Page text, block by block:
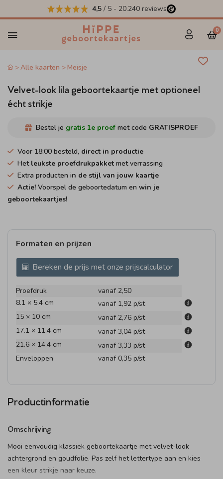
4,5 / 5 - 20.240 reviews
0
Alle kaarten Meisje
Velvet-look lila geboortekaartje met optioneel
écht strikje
Bestel je gratis 1e proef met code GRATISPROEF
Voor 18:00 besteld, direct in productie
Het leukste proefdrukpakket met verrassing
Extra producten in de stijl van jouw kaartje
Actie! Voorspel de geboortedatum en win je
geboortekaartjes!
Formaten en prijzen
Bereken de prijs met onze prijscalculator
Proefdruk
vanaf 2,50
8.1 × 5.4 cm
vanaf 1,92 p/st
15 × 10 cm
vanaf 2,76 p/st
17.1 × 11.4 cm
vanaf 3,04 p/st
21.6 × 14.4 cm
vanaf 3,33 p/st
Enveloppen
vanaf 0,35 p/st
Productinformatie
Omschrijving
Mooi eenvoudig klassiek geboortekaartje met velvet-look
achtergrond en goudfolie. Pas zelf het lettertype aan en kies
een kleur strikje naar keuze.